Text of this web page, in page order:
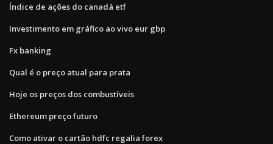
Índice de ações do canadá etf
Investimento em gráfico ao vivo eur gbp
Fx banking
Qual é o preço atual para prata
Hoje os preços dos combustíveis
Ethereum preço futuro
Como ativar o cartão hdfc regalia forex